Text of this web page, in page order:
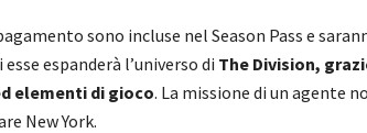
sono incluse nel Season Pass e
espanderà l’universo di The Division,
elementi di gioco. La missione di un agente
New York.